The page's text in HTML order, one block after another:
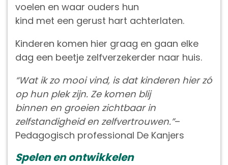
voelen en waar ouders hun
kind met een gerust hart achterlaten.
Kinderen komen hier graag en gaan elke
dag een beetje zelfverzekerder naar huis.
“Wat ik zo mooi vind, is dat kinderen hier zó
op hun plek zijn. Ze komen blij
binnen en groeien zichtbaar in
zelfstandigheid en zelfvertrouwen.”–
Pedagogisch professional De Kanjers
Spelen en ontwikkelen